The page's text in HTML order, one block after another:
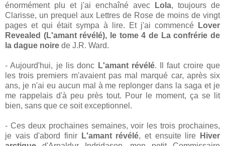
énormément plu et j'ai enchaîné avec
Lola, toujours de
Clarisse, un prequel aux Lettres de Rose de moins de vingt
pages et qui était sympa à lire. Et j'ai commencé
Lover
Revealed (L'amant révélé), le tome 4 de La confrérie de
la dague noire de J.R. Ward.
- Aujourd'hui, je lis donc L'amant révélé. Il faut croire que
les trois premiers m'avaient pas mal marqué car, après six
ans, je n'ai eu aucun mal à me replonger dans la saga et je
me rappelais d'à peu près tout. Pour le moment, ça se lit
bien, sans que ce soit exceptionnel.
- Ces deux prochaines semaines, voir les trois prochaines,
je vais d'abord finir
L'amant révélé, et ensuite lire
Hiver